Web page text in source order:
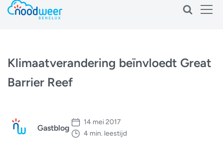
Klimaatverandering beïnvloedt Great
Barrier Reef
Gastblog
14 mei 2017
4 min. leestijd